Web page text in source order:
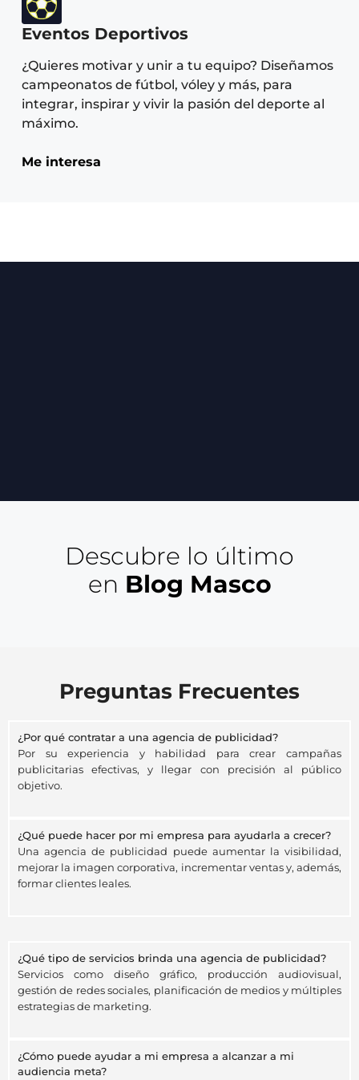
Eventos Deportivos
¿Quieres motivar y unir a tu equipo? Diseñamos
campeonatos de fútbol, vóley y más, para
integrar, inspirar y vivir la pasión del deporte al
máximo.
Me interesa
Descubre lo último
en Blog Masco
Preguntas Frecuentes
¿Por qué contratar a una agencia de publicidad?
Por su experiencia y habilidad para crear campañas
publicitarias efectivas, y llegar con precisión al público
objetivo.
¿Qué puede hacer por mi empresa para ayudarla a crecer?
Una agencia de publicidad puede aumentar la visibilidad,
mejorar la imagen corporativa, incrementar ventas y, además,
formar clientes leales.
¿Qué tipo de servicios brinda una agencia de publicidad?
Servicios como diseño gráfico, producción audiovisual,
gestión de redes sociales, planificación de medios y múltiples
estrategias de marketing.
¿Cómo puede ayudar a mi empresa a alcanzar a mi
audiencia meta?